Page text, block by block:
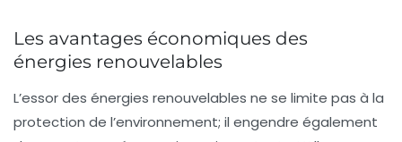
Les avantages économiques des
énergies renouvelables
L’essor des énergies renouvelables ne se limite pas à la
protection de l’environnement; il engendre également